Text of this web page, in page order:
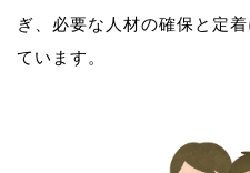
ぎ、必要な人材の確保と定
ています。